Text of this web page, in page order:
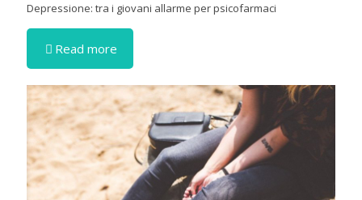
Depressione: tra i giovani allarme per psicofarmaci
Read more